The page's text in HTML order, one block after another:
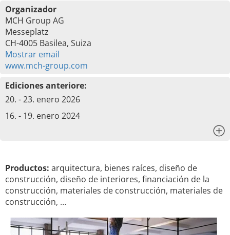
Organizador
MCH Group AG
Messeplatz
CH-4005 Basilea, Suiza
Mostrar email
www.mch-group.com
Ediciones anteriore:
20. - 23. enero 2026
16. - 19. enero 2024
Productos: arquitectura, bienes raíces, diseño de
construcción, diseño de interiores, financiación de la
construcción, materiales de construcción, materiales de
construcción, …